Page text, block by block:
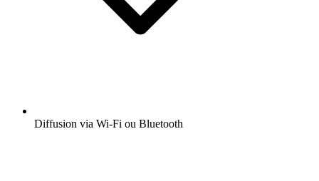
Diffusion via Wi-Fi ou Bluetooth